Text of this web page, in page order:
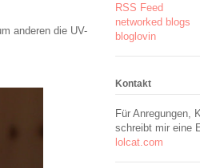
anderen die UV-
RSS Feed
networked blogs
bloglovin
Kontakt
Für Anregungen,
schreibt mir eine
lolcat.com